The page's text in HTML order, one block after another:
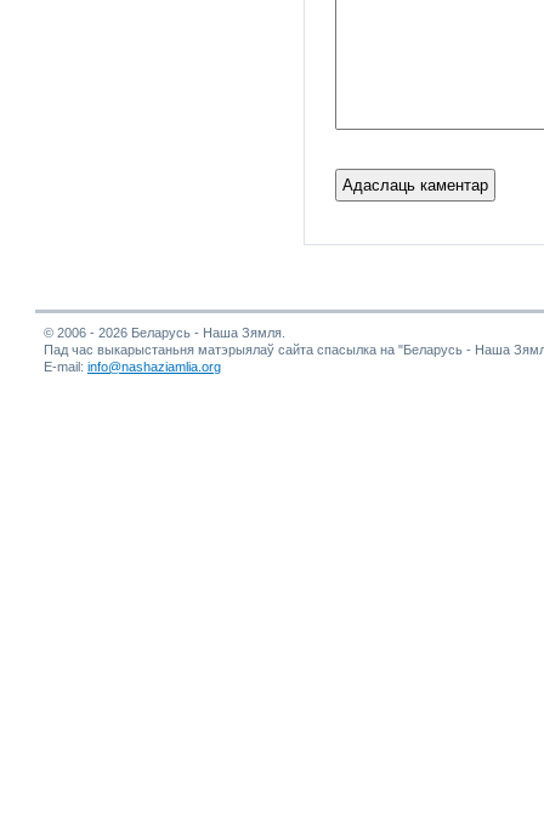
© 2006 - 2026 Беларусь - Наша Зямля.
Пад час выкарыстаньня матэрыялаў сайта спасылка на "Беларусь - Наша
E-mail: info@nashaziamlia.org